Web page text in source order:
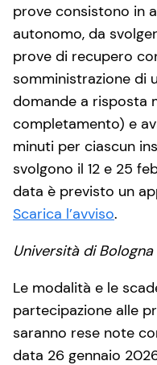
prove consistono in
autonomo, da
prove di recupero
somministrazione di
domande a risposta
completamento) e
minuti per ciascun
svolgono il 12 e 25
data è previsto un
Scarica l’avviso.
Università di Bologna
Le modalità e le
partecipazione alle
saranno rese note
data 26 gennaio